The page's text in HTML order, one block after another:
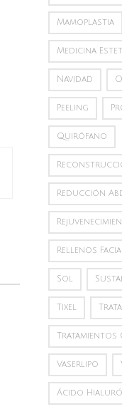
Mamoplastia
Medicina
Navidad
Peeling
Quirófano
Reducción
Rellenos
Sol
Tixel
Vaserlipo
Ácido